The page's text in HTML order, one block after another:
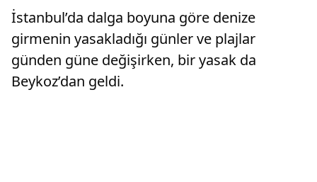
İstanbul’da dalga boyuna göre denize
girmenin yasakladığı günler ve plajlar
günden güne değişirken, bir yasak da
Beykoz’dan geldi.